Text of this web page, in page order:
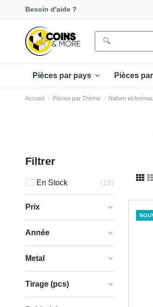
Besoin d'aide ?
Pièces par pays Pièces
Accueil Pièces par Thème Nature et
Filtrer
En Stock 18
Prix
Année
Metal
Tirage (pcs)